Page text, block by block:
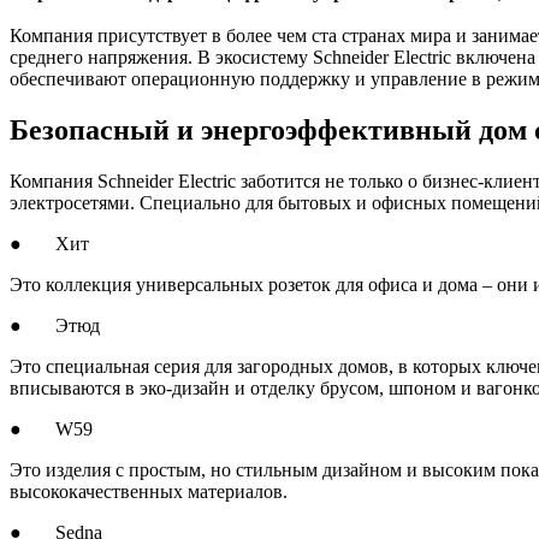
Компания присутствует в более чем ста странах мира и
среднего напряжения. В экосистему Schneider Electric
обеспечивают операционную поддержку и управление в
Безопасный и энергоэффективный
Компания Schneider Electric заботится не только о бизнес-
электросетями. Специально для бытовых и офисных
● Хит
Это коллекция универсальных розеток для офиса и дома –
● Этюд
Это специальная серия для загородных домов, в которых
вписываются в эко-дизайн и отделку брусом, шпоном и
● W59
Это изделия с простым, но стильным дизайном и высоким
высококачественных материалов.
● Sedna